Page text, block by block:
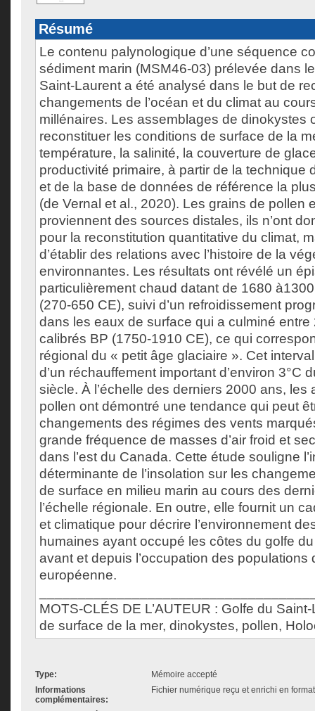
Résumé
Le contenu palynologique d’une séquence
sédiment marin (MSM46-03) prélevée dans
Saint-Laurent a été analysé dans le but de
changements de l’océan et du climat au
millénaires. Les assemblages de dinokystes
reconstituer les conditions de surface de la
température, la salinité, la couverture de
productivité primaire, à partir de la technique
et de la base de données de référence la
(de Vernal et al., 2020). Les grains de pollen
proviennent des sources distales, ils n’ont
pour la reconstitution quantitative du climat,
d’établir des relations avec l’histoire de la
environnantes. Les résultats ont révélé un
particulièrement chaud datant de 1680
(270-650 CE), suivi d’un refroidissement
dans les eaux de surface qui a culminé entre
calibrés BP (1750-1910 CE), ce qui
régional du « petit âge glaciaire ». Cet
d’un réchauffement important d’environ 3°C
siècle. À l’échelle des derniers 2000 ans, les
pollen ont démontré une tendance qui peut
changements des régimes des vents
grande fréquence de masses d’air froid et
dans l’est du Canada. Cette étude souligne
déterminante de l’insolation sur les
de surface en milieu marin au cours des
l’échelle régionale. En outre, elle fournit un
et climatique pour décrire l’environnement
humaines ayant occupé les côtes du golfe
avant et depuis l’occupation des populations
européenne.
MOTS-CLÉS DE L’AUTEUR : Golfe du
de surface de la mer, dinokystes, pollen,
Type:
Mémoire accepté
Informations
complémentaires:
Fichier numérique reçu et enrichi en